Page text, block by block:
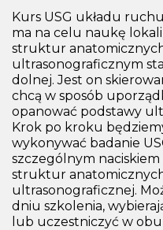
Kurs USG układu
ma na celu naukę
struktur
ultrasonograficznym
dolnej. Jest on
chcą w sposób
opanować podstawy
Krok po kroku
wykonywać badanie
szczególnym
struktur
ultrasonograficznej.
dniu szkolenia,
lub uczestniczyć w